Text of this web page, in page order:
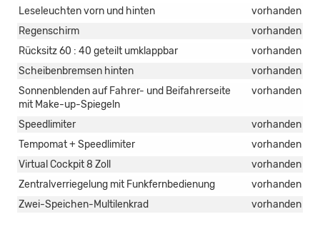
Leseleuchten vorn und hinten
vorhanden
Regenschirm
vorhanden
Rücksitz 60 : 40 geteilt umklappbar
vorhanden
Scheibenbremsen hinten
vorhanden
Sonnenblenden auf Fahrer- und Beifahrerseite
mit Make-up-Spiegeln
vorhanden
Speedlimiter
vorhanden
Tempomat + Speedlimiter
vorhanden
Virtual Cockpit 8 Zoll
vorhanden
Zentralverriegelung mit Funkfernbedienung
vorhanden
Zwei-Speichen-Multilenkrad
vorhanden